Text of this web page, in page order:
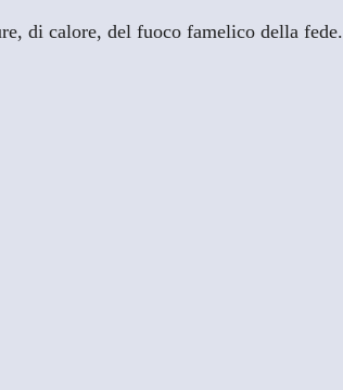
di calore, del fuoco famelico della fede.